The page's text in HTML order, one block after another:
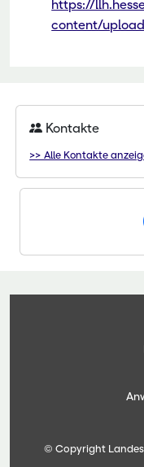
https://
content/
Kontakte
>> Alle Kontakte
© Copyright